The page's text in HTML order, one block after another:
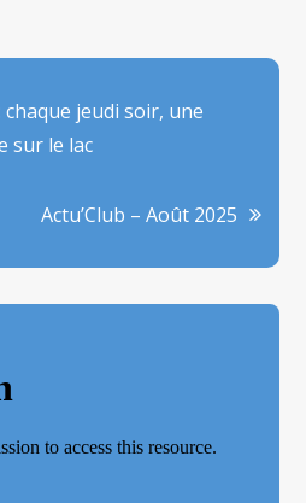
chaque jeudi soir, une
sur le lac
Actu’Club – Août 2025